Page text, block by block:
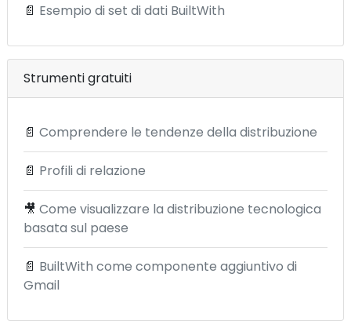
📄 Esempio di set di dati BuiltWith
Strumenti gratuiti
📄 Comprendere le tendenze della distribuzione
📄 Profili di relazione
🎥 Come visualizzare la distribuzione tecnologica
basata sul paese
📄 BuiltWith come componente aggiuntivo di
Gmail